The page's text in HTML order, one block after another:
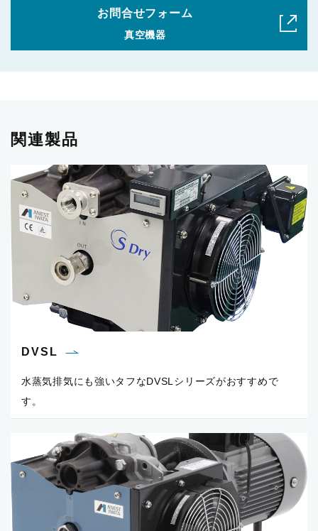
お問合せフォーム
真空機器
関連製品
DVSL
水蒸気排気にも強いタフなDVSLシリーズがおすすめで
す。